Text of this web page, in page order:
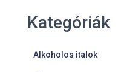
Kategóriák
Alkoholos italok